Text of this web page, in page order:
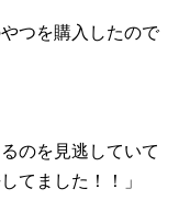
つを購入したので
のを見逃していて
てました！！」